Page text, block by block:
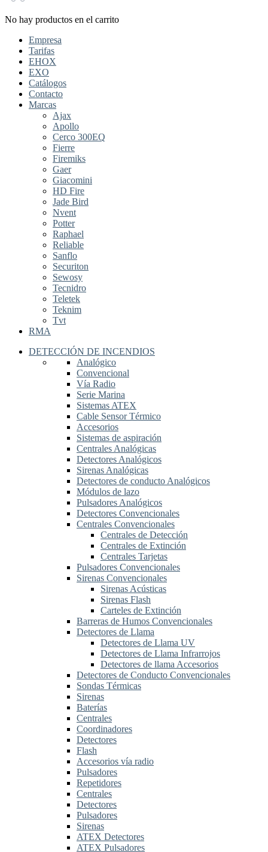
No hay productos en el carrito
Empresa
Tarifas
EHOX
EXO
Catálogos
Contacto
Marcas
Ajax
Apollo
Cerco 300EQ
Fierre
Firemiks
Gaer
Giacomini
HD Fire
Jade Bird
Nvent
Potter
Raphael
Reliable
Sanflo
Securiton
Sewosy
Tecnidro
Teletek
Teknim
Tvt
RMA
DETECCIÓN DE INCENDIOS
Analógico
Convencional
Vía Radio
Serie Marina
Sistemas ATEX
Cable Sensor Térmico
Accesorios
Sistemas de aspiración
Centrales Analógicas
Detectores Analógicos
Sirenas Analógicas
Detectores de conducto Analógicos
Módulos de lazo
Pulsadores Analógicos
Detectores Convencionales
Centrales Convencionales
Centrales de Detección
Centrales de Extinción
Centrales Tarjetas
Pulsadores Convencionales
Sirenas Convencionales
Sirenas Acústicas
Sirenas Flash
Carteles de Extinción
Barreras de Humos Convencionales
Detectores de Llama
Detectores de Llama UV
Detectores de Llama Infrarrojos
Detectores de llama Accesorios
Detectores de Conducto Convencionales
Sondas Térmicas
Sirenas
Baterías
Centrales
Coordinadores
Detectores
Flash
Accesorios vía radio
Pulsadores
Repetidores
Centrales
Detectores
Pulsadores
Sirenas
ATEX Detectores
ATEX Pulsadores